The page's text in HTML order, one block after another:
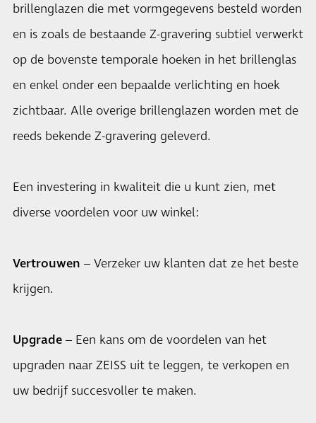
brillenglazen die met vormgegevens besteld worden
en is zoals de bestaande Z-gravering subtiel verwerkt
op de bovenste temporale hoeken in het brillenglas
en enkel onder een bepaalde verlichting en hoek
zichtbaar. Alle overige brillenglazen worden met de
reeds bekende Z-gravering geleverd.
Een investering in kwaliteit die u kunt zien, met
diverse voordelen voor uw winkel:
Vertrouwen – Verzeker uw klanten dat ze het beste
krijgen.
Upgrade – Een kans om de voordelen van het
upgraden naar ZEISS uit te leggen, te verkopen en
uw bedrijf succesvoller te maken.